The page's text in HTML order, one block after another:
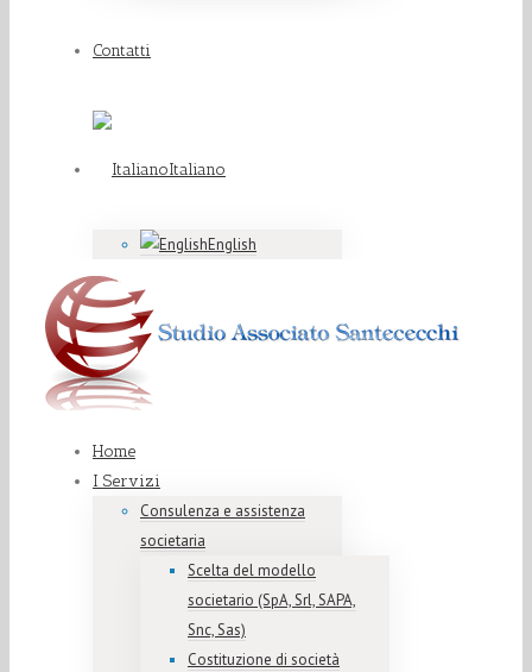
Contatti
Italiano
English
Home
I Servizi
Consulenza e assistenza
societaria
Scelta del modello
societario (SpA, Srl, SAPA,
Snc, Sas)
Costituzione di società